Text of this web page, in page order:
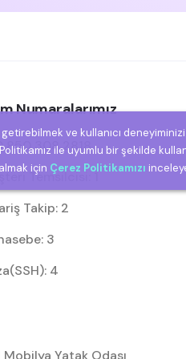
Numaralarımız
850 308 2818
Temsilcisi: 1
Takip: 2
3
4
getirebilmek ve kullanıcı
ile uyumlu bir şekilde
için Çerez Politikamızı